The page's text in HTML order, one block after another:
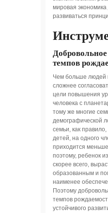
мировая
развиваться
темпов
Чем больше людей
сложнее
цели повышения
человека с
тому же многие
демографической
семьи, как
детей, на одного
приходится
поэтому, ребенок
скорее всего,
образованным и
наименее
Поэтому
темпов
устойчивого